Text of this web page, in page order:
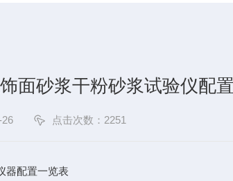
面砂浆干粉砂浆试验仪配置
点击次数：2251
器配置一览表